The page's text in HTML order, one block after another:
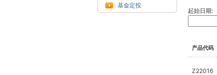
基金定投
起始日期:
产品代码
Z22016